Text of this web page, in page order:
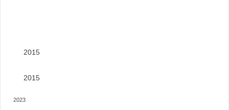
2015
2015
2023